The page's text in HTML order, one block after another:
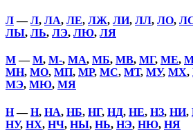
Л—Л, ЛА, ЛЕ, ЛЖ, ЛИ, ЛЛ, ЛО,
ЛЫ, ЛЬ, ЛЭ, ЛЮ, ЛЯ
М—М, М-, МА, МБ, МВ, МГ, МЕ,
МН, МО, МП, МР, МС, МТ, МУ, МХ,
МЭ, МЮ, МЯ
Н—Н, НА, НБ, НГ, НД, НЕ, НЗ, НИ,
НУ, НХ, НЧ, НЫ, НЬ, НЭ, НЮ, НЯ